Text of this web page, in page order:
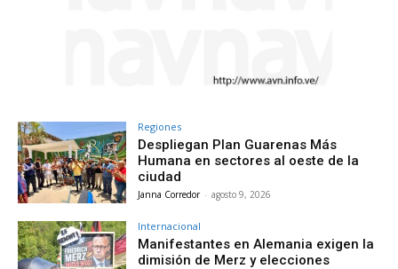
Regiones
Despliegan Plan Guarenas Más
Humana en sectores al oeste de la
ciudad
Janna Corredor - agosto 9, 2026
Internacional
Manifestantes en Alemania exigen la
dimisión de Merz y elecciones